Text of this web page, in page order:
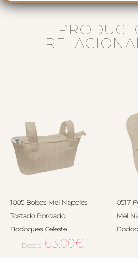
1005 Bolsos Mel Napoles
Tostado Bordado
Bodoques Celeste
Desde: 63.00€
0517
Mel